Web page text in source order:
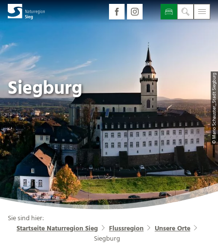
© Mario Schauster_Stadt Siegburg
Siegburg
Sie sind hier:
Startseite Naturregion Sieg
Flussregion
Unsere Orte
Siegburg